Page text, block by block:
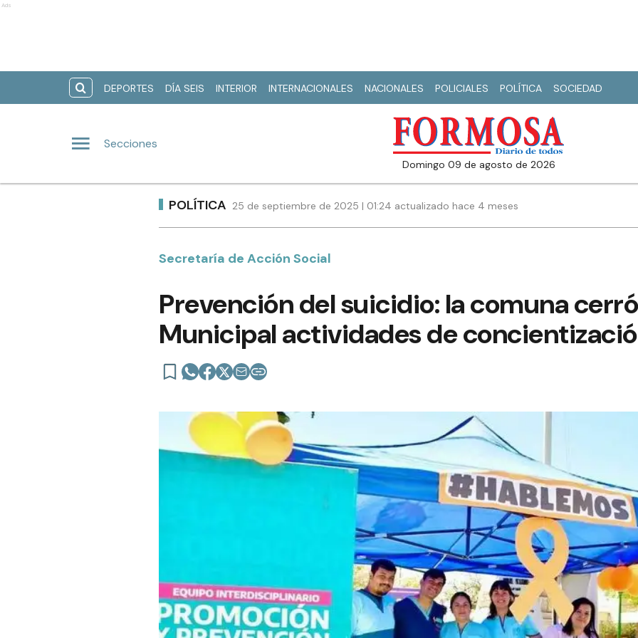
Ads
DEPORTES DÍA SEIS INTERIOR INTERNACIONALES NACIONALES POLICIALES POLÍTICA SOCIEDAD
Secciones
domingo 09 de agosto de 2026
POLÍTICA 25 de septiembre de 2025 | 01:24 actualizado hace 4 meses
Secretaría de Acción Social
Prevención del suicidio: la comuna
Municipal actividades de